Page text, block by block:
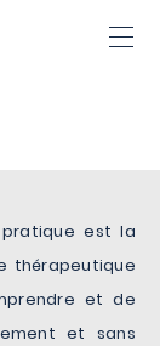
est la
thérapeutique
et de
et sans